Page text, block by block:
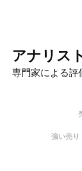
アナリス
専門家による評
強い売り